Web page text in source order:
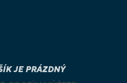
JE PRÁZDNÝ